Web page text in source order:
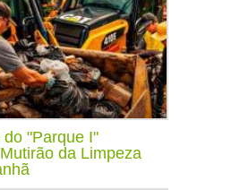
"Parque I"
da Limpeza